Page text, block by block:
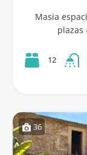
Masia
plazas
12
36